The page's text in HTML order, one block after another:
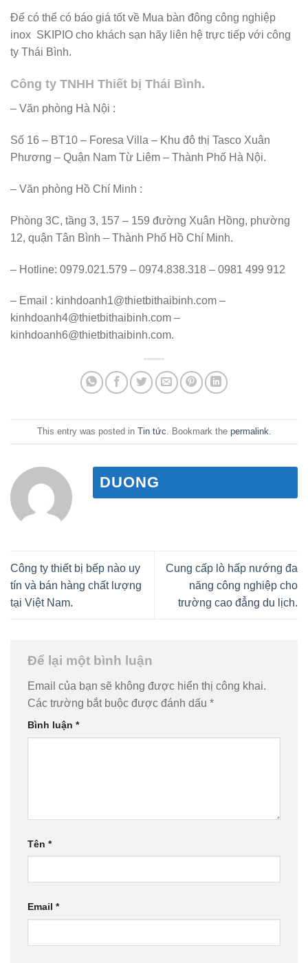
Để có thể có báo giá tốt về Mua bàn đông công nghiệp
inox SKIPIO cho khách sạn hãy liên hệ trực tiếp với công
ty Thái Bình.
Công ty TNHH Thiết bị Thái Bình.
– Văn phòng Hà Nội :
Số 16 – BT10 – Foresa Villa – Khu đô thị Tasco Xuân
Phương – Quận Nam Từ Liêm – Thành Phố Hà Nội.
– Văn phòng Hồ Chí Minh :
Phòng 3C, tầng 3, 157 – 159 đường Xuân Hồng, phường
12, quận Tân Bình – Thành Phố Hồ Chí Minh.
– Hotline: 0979.021.579 – 0974.838.318 – 0981 499 912
– Email : kinhdoanh1@thietbithaibinh.com –
kinhdoanh4@thietbithaibinh.com –
kinhdoanh6@thietbithaibinh.com.
This entry was posted in Tin tức . Bookmark the permalink
DUONG
Công ty thiết bị bếp nào uy
tín và bán hàng chất lượng
tại Việt Nam.
Cung cấp lò hấp nướng đa
năng công nghiệp cho
trường cao đẳng du lịch.
Để lại một bình luận
Email của bạn sẽ không được hiển thị công khai.
Các trường bắt buộc được đánh dấu *
Bình luận *
Tên *
Email *